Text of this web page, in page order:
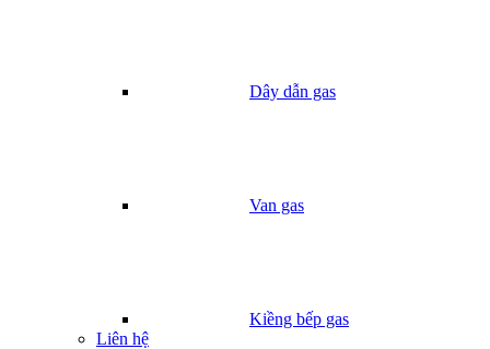
Dây dẫn gas
Van gas
Kiềng bếp gas
Liên hệ